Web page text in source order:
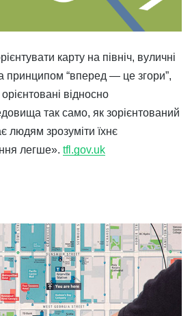
карту на північ, вуличні
принципом “вперед — це згори”,
відносно
так само, як зорієнтований
людям зрозуміти їхнє
легше». tfl.gov.uk